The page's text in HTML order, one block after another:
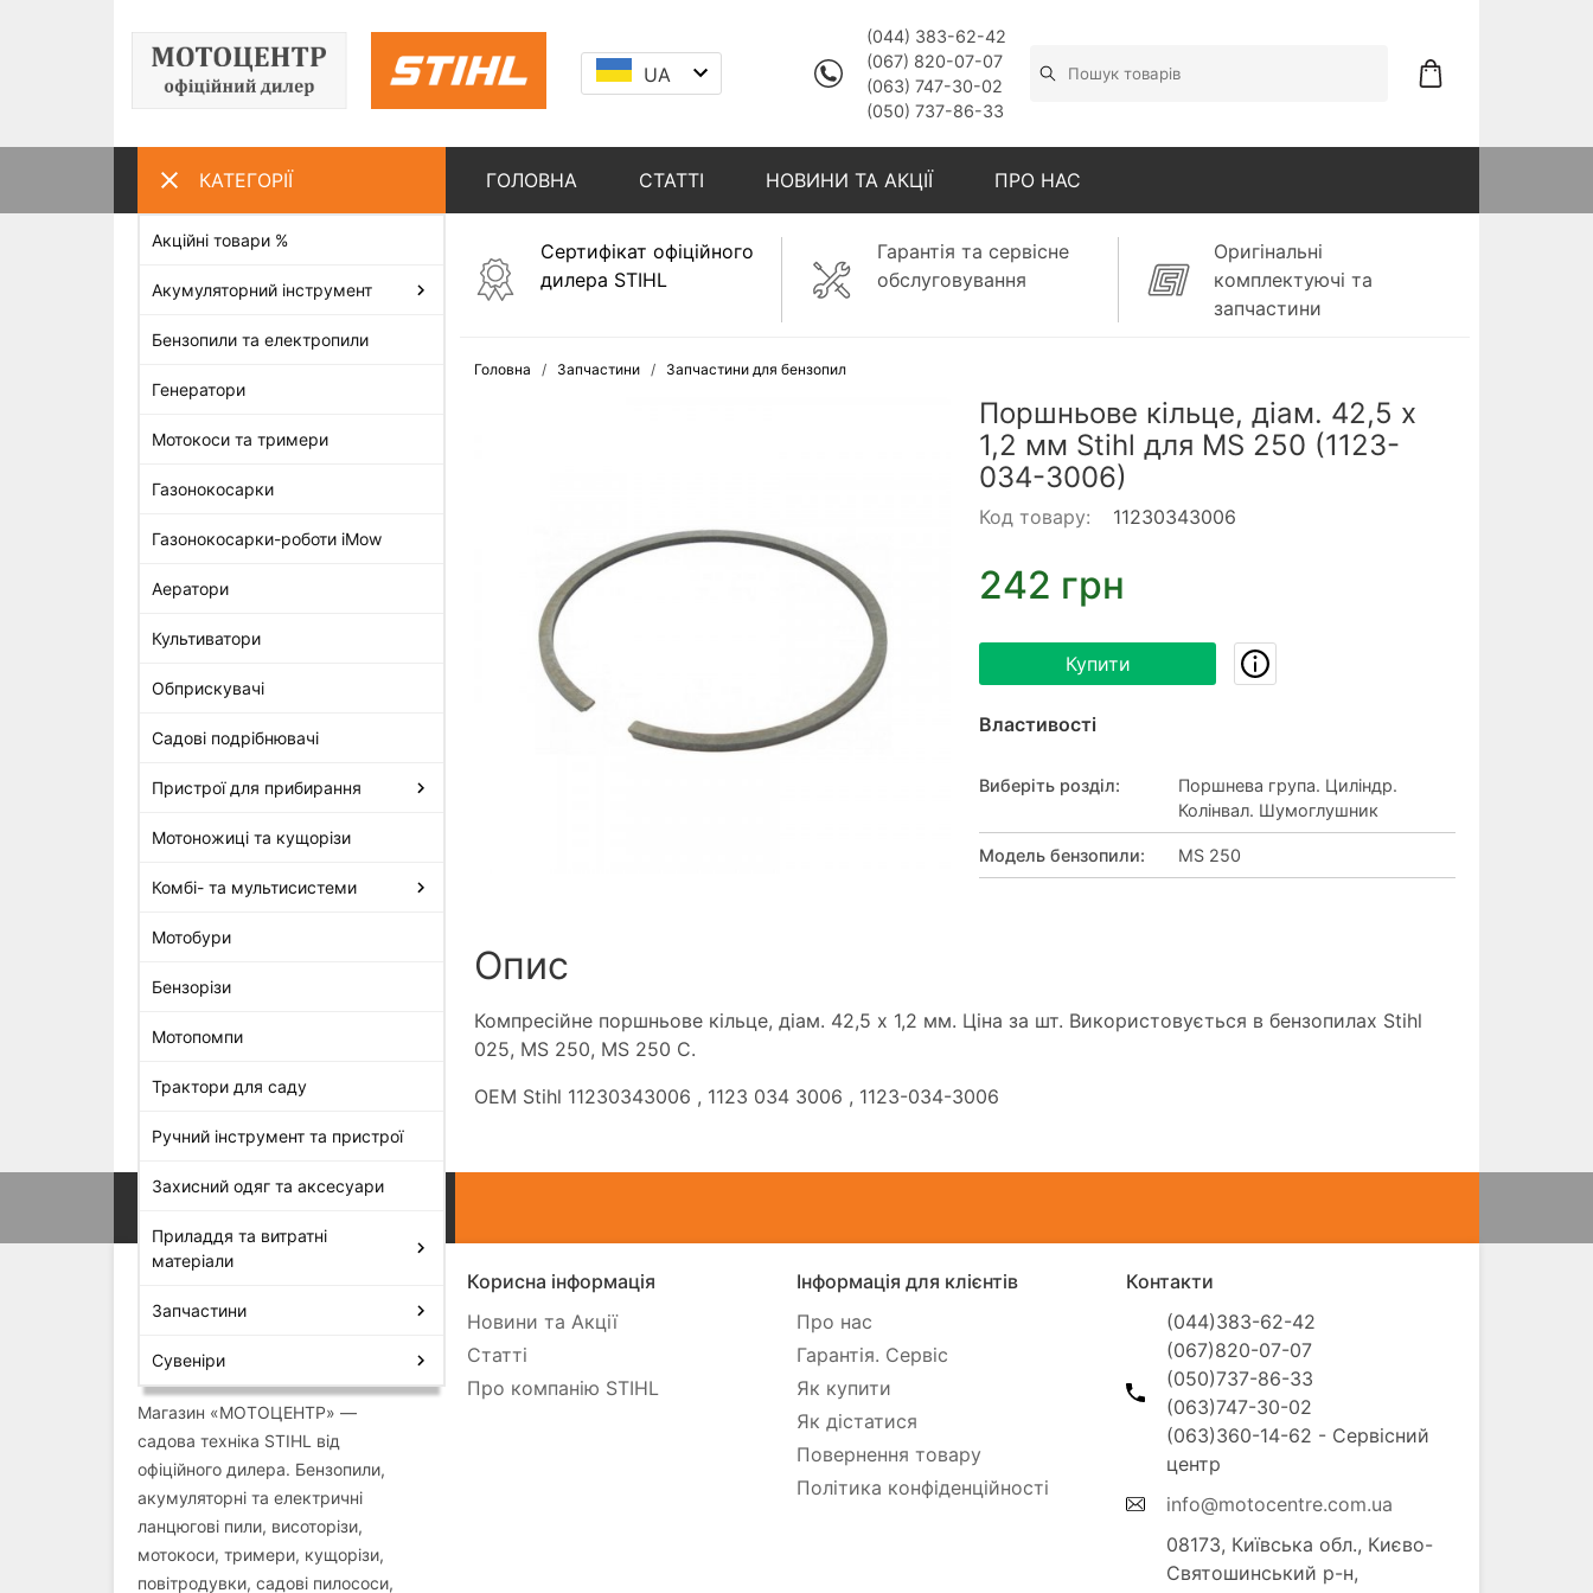
UA
(044) 383-62-42
(067) 820-07-07
(063) 747-30-02
(050) 737-86-33
КАТЕГОРІЇ
Акційні товари %
Акумуляторний інструмент
Бензопили та електропили
Генератори
Мотокоси та тримери
Газонокосарки
Газонокосарки-роботи iMow
Аератори
Культиватори
Обприскувачі
Садові подрібнювачі
Пристрої для прибирання
Мотоножиці та кущорізи
Комбі- та мультисистеми
Мотобури
Бензорізи
Мотопомпи
Трактори для саду
Ручний інструмент та пристрої
Захисний одяг та аксесуари
Приладдя та витратні
матеріали
Запчастини
Сувеніри
ГОЛОВНА СТАТТІ НОВИНИ ТА АКЦІЇ ПРО НАС
Поршньове кільце, діам. 42,5
(1123-034-3006)
Сертифікат офіційного
дилера STIHL
Гарантія та сервісне
обслуговування
Оригінальні
комплектуючі та
запчастини
Головна Запчастини Запчастини для бензопил
Поршньове кільце, діам. 42,5 х
1,2 мм Stihl для MS 250 (1123-
034-3006)
Код товару: 11230343006
242 грн
Купити
Властивості
Виберіть розділ:
Поршнева група. Циліндр.
Колінвал. Шумоглушник
Модель бензопили: MS 250
Опис
Компресійне поршньове кільце, діам. 42,5 х 1,2 мм. Ціна за шт. Використовується в бензопилах Stihl
025, MS 250, MS 250 C.
OEM Stihl 11230343006 , 1123 034 3006 , 1123-034-3006
Магазин «МОТОЦЕНТР» —
садова техніка STIHL від
офіційного дилера. Бензопили,
акумуляторні та електричні
ланцюгові пили, висоторізи,
мотокоси, тримери, кущорізи,
повітродувки, садові пилососи,
Корисна інформація
Новини та Акції
Статті
Про компанію STIHL
Інформація для клієнтів
Про нас
Гарантія. Сервіс
Як купити
Як дістатися
Повернення товару
Політика конфіденційності
Контакти
(044)383-62-42
(067)820-07-07
(050)737-86-33
(063)747-30-02
(063)360-14-62 - Сервісний
info@motocentre.com.ua
08173, Київська обл., Києво-
Святошинський р-н,